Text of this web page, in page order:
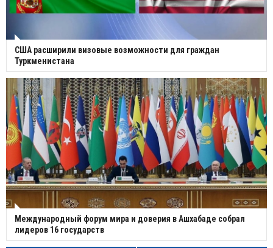
США расширили визовые возможности для граждан
Туркменистана
Международный форум мира и доверия в Ашхабаде собрал
лидеров 16 государств